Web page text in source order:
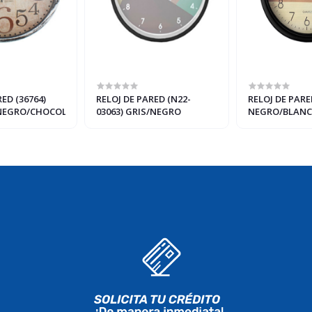
(36764)
CHOCOLATE
RELOJ DE PARED (N22-
03063) GRIS/NEGRO
RELOJ DE
NEGRO/